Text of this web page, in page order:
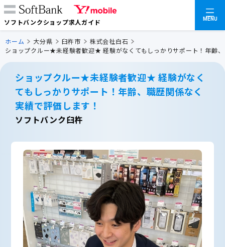
ソフトバンクショップ求人ガイド MENU
ホーム 大分県 臼杵市
株式会社白石
ショップクルー★未経験者歓迎★ 経験がなくてもしっかりサポート！年齢
ショップクルー★未経験者歓迎★ 経験がなく
てもしっかりサポート！年齢、職歴関係なく
実績で評価します！
ソフトバンク臼杵